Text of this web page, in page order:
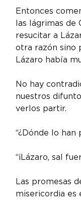
Entonces
las lágrimas de
resucitar a
otra razón sino
Lázaro había
No hay
nuestros
verlos partir.
“¿Dónde lo han
“¡Lázaro, sal
Las promesas
misericordia es